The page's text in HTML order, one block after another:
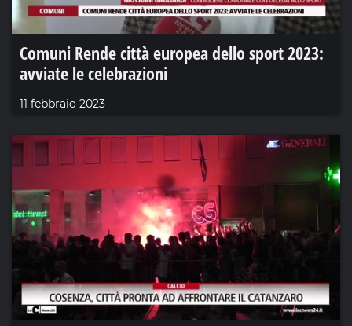
Comuni Rende città europea dello sport 2023:
avviate le celebrazioni
11 febbraio 2023